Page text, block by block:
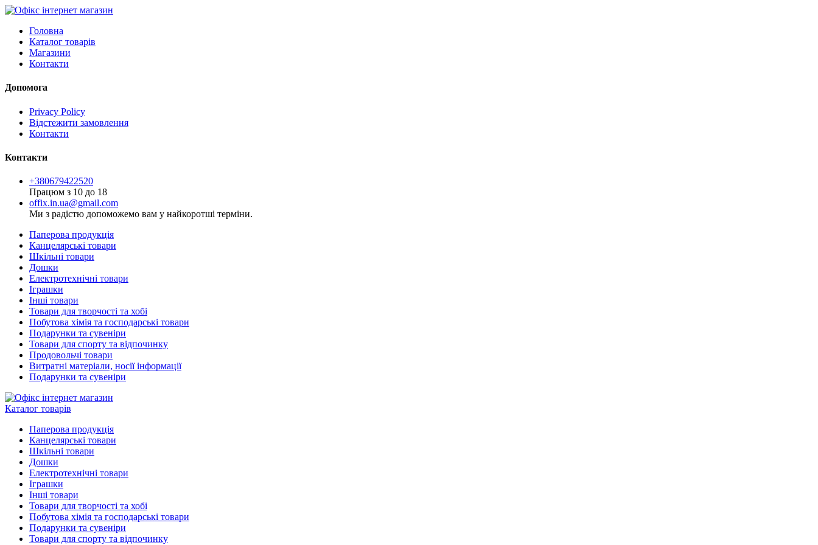
Головна
Каталог товарів
Магазини
Контакти
Допомога
Privacy Policy
Відстежити замовлення
Контакти
Контакти
+380679422520
Працюм з 10 до 18
offix.in.ua@gmail.com
Ми з радістю допоможемо вам у найкоротші терміни.
Паперова продукція
Канцелярські товари
Шкільні товари
Дошки
Електротехнічні товари
Іграшки
Інші товари
Товари для творчості та хобі
Побутова хімія та господарські товари
Подарунки та сувеніри
Товари для спорту та відпочинку
Продовольчі товари
Витратні матеріали, носії інформації
Подарунки та сувеніри
Каталог товарів
Паперова продукція
Канцелярські товари
Шкільні товари
Дошки
Електротехнічні товари
Іграшки
Інші товари
Товари для творчості та хобі
Побутова хімія та господарські товари
Подарунки та сувеніри
Товари для спорту та відпочинку